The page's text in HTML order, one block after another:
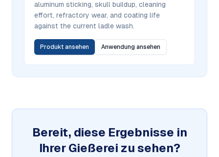
aluminum sticking, skull buildup, cleaning
effort, refractory wear, and coating life
against the current ladle wash.
Produkt ansehen Anwendung ansehen
Bereit, diese Ergebnisse in
Ihrer Gießerei zu sehen?